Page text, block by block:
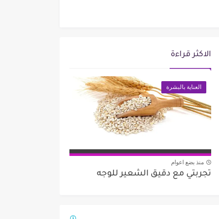
الاكثر قراءة
العناية بالبشرة
منذ بضع اعوام
تجربتي مع دقيق الشعير للوجه